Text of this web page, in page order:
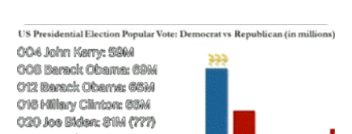
corso…